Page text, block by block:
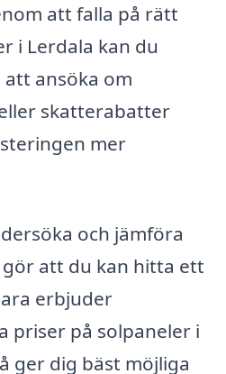
att falla på rätt
i Lerdala kan du
att ansöka om
skatterabatter
mer
och jämföra
att du kan hitta ett
erbjuder
priser på solpaneler i
ger dig bäst möjliga